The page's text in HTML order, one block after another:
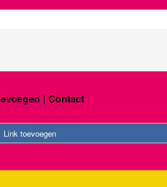
Contact
Link toevoegen